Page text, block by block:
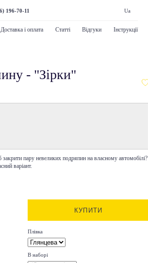
196-70-11 Ua
Доставка і оплата Статті Відгуки Інструкції
- "Зірки"
пару невеликих подряпин на власному автомобілі?
варіант.
КУПИТИ
Плівка
В наборі